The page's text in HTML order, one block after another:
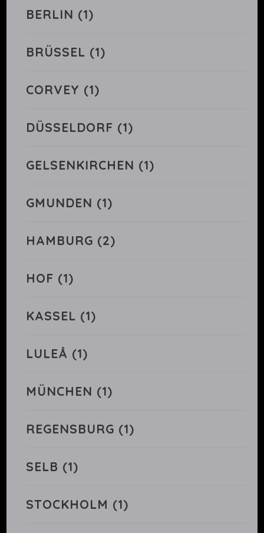
BERLIN (1)
BRÜSSEL (1)
CORVEY (1)
DÜSSELDORF (1)
GELSENKIRCHEN (1)
GMUNDEN (1)
HAMBURG (2)
HOF (1)
KASSEL (1)
LULEÅ (1)
MÜNCHEN (1)
REGENSBURG (1)
SELB (1)
STOCKHOLM (1)